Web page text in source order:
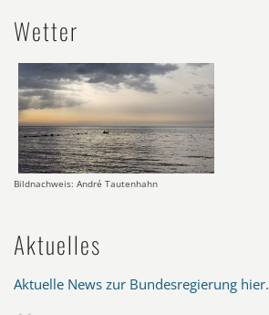
Wetter
Bildnachweis: André Tautenhahn
Aktuelles
Aktuelle News zur Bundesregierung hier.